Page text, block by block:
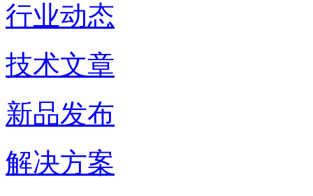
行业动态
技术文章
新品发布
解决方案